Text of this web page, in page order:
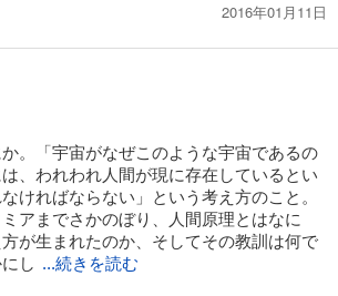
2016年01月11日
。「宇宙がなぜこのような宇宙であるの
、われわれ人間が現に存在しているとい
ければならない」という考え方のこと。
アまでさかのぼり、人間原理とはなに
が生まれたのか、そしてその教訓は何で
し ...続きを読む